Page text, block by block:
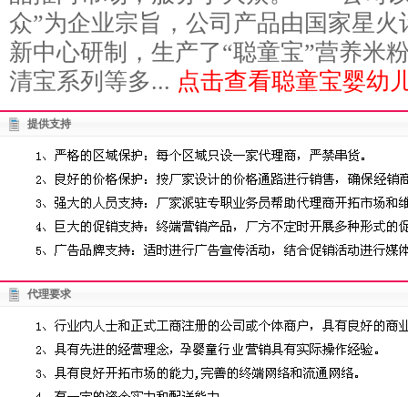
众”为企业宗旨，公司产品由国家星
新中心研制，生产了“聪童宝”营养米
清宝系列等多... 点击查看聪童宝婴幼
提供支持
代理要求